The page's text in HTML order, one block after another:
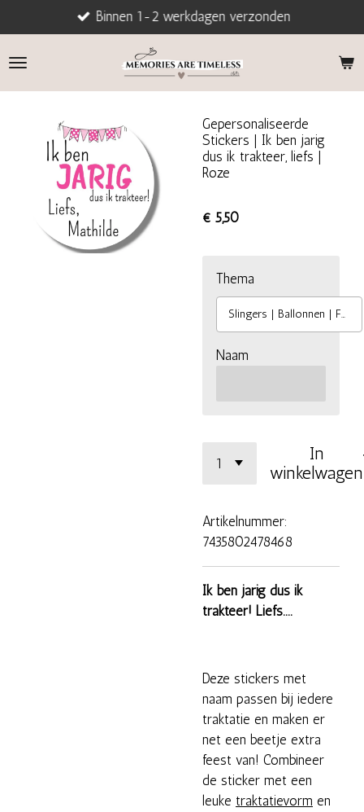
direct
naar
Binnen 1-2 werkdagen verzonden
Gepersonaliseerde
Stickers | Ik ben jarig
dus ik trakteer, liefs |
Roze
€ 5,50
Thema
Slingers | Ballonnen | Feest
Naam
In
winkelwagen
Artikelnummer:
7435802478468
Ik ben jarig dus ik
trakteer! Liefs....
Deze stickers met
naam passen bij iedere
traktatie en maken er
net een beetje extra
feest van! Combineer
de sticker met een
leuke traktatievorm en